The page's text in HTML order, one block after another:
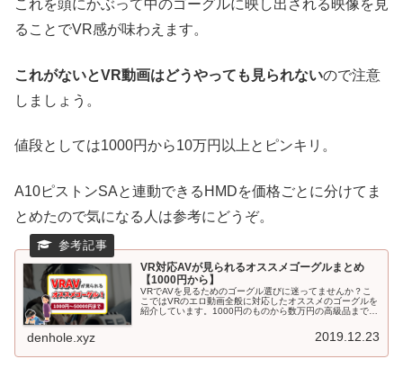
これを頭にかぶって中のゴーグルに映し出される映像を見
ることでVR感が味わえます。
これがないとVR動画はどうやっても見られないので注意
しましょう。
値段としては1000円から10万円以上とピンキリ。
A10ピストンSAと連動できるHMDを価格ごとに分けてま
とめたので気になる人は参考にどうぞ。
VR対応AVが見られるオススメゴーグルまとめ
【1000円から】
VRでAVを見るためのゴーグル選びに迷ってませんか？こ
こではVRのエロ動画全般に対応したオススメのゴーグルを
紹介しています。1000円のものから数万円の高級品まで用
ん！という人はきっと参考になるでしょう。
denhole.xyz 2019.12.23